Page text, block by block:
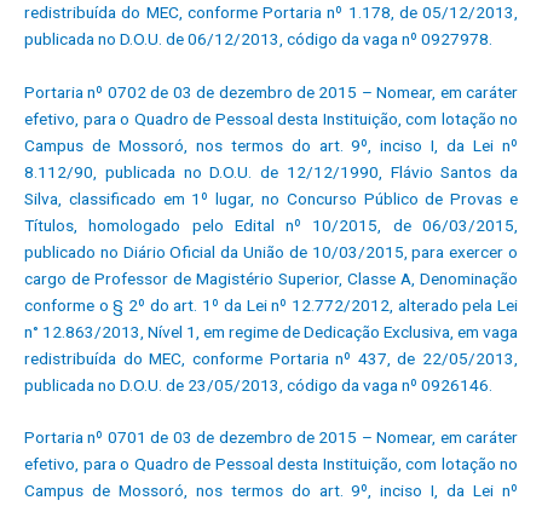
redistribuída do MEC, conforme Portaria nº 1.178, de 05/12/2013,
publicada no D.O.U. de 06/12/2013, código da vaga nº 0927978.
Portaria nº 0702 de 03 de dezembro de 2015 – Nomear, em caráter
efetivo, para o Quadro de Pessoal desta Instituição, com lotação no
Campus de Mossoró, nos termos do art. 9º, inciso I, da Lei nº
8.112/90, publicada no D.O.U. de 12/12/1990, Flávio Santos da
Silva, classificado em 1º lugar, no Concurso Público de Provas e
Títulos, homologado pelo Edital nº 10/2015, de 06/03/2015,
publicado no Diário Oficial da União de 10/03/2015, para exercer o
cargo de Professor de Magistério Superior, Classe A, Denominação
conforme o § 2º do art. 1º da Lei nº 12.772/2012, alterado pela Lei
n° 12.863/2013, Nível 1, em regime de Dedicação Exclusiva, em vaga
redistribuída do MEC, conforme Portaria nº 437, de 22/05/2013,
publicada no D.O.U. de 23/05/2013, código da vaga nº 0926146.
Portaria nº 0701 de 03 de dezembro de 2015 – Nomear, em caráter
efetivo, para o Quadro de Pessoal desta Instituição, com lotação no
Campus de Mossoró, nos termos do art. 9º, inciso I, da Lei nº